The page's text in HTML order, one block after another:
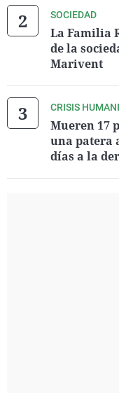
SOCIEDAD
La Familia
de la
Marivent
CRISIS
Mueren 17
una patera
días a la